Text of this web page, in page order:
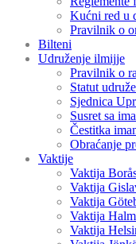
Kućni red u
Pravilnik o
Bilteni
Udruženje ilmijje
Pravilnik o
Statut
Sjednica
Susret sa
Čestitka
Obraćanje
Vaktije
Vaktija
Vaktija
Vaktija
Vaktija
Vaktija